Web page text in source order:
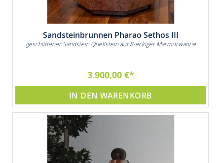
Sandsteinbrunnen Pharao Sethos III
geschliffener Sandstein Quellstein auf 8-eckiger Marmorwanne
3.900,00 €
IN DEN WARENKORB